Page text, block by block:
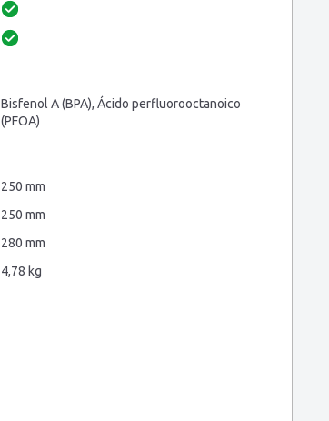
Bisfenol A (BPA), Ácido perfluorooctanoico
(PFOA)
250 mm
250 mm
280 mm
4,78 kg